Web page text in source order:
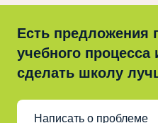
Есть предложения
учебного процесса
сделать школу
Написать о проблеме